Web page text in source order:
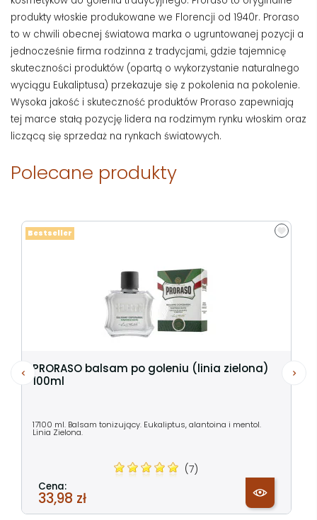
produkty włoskie produkowane we Florencji od 1940r. Proraso
to w chwili obecnej światowa marka o ugruntowanej pozycji a
jednocześnie firma rodzinna z tradycjami, gdzie tajemnicę
skuteczności produktów (opartą o wykorzystanie naturalnego
wyciągu Eukaliptusa) przekazuje się z pokolenia na pokolenie.
Wysoka jakość i skuteczność produktów Proraso zapewniają
tej marce stałą pozycję lidera na rodzimym rynku włoskim oraz
liczącą się sprzedaż na rynkach światowych.
Polecane produkty
PRORASO balsam po goleniu (linia zielona)
100ml
17100 ml. Balsam tonizujący. Eukaliptus, alantoina i mentol.
Linia Zielona.
(7)
Cena:
33,98 zł
Bestseller